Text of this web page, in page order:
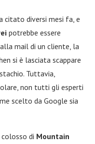
citato diversi mesi fa, e
potrebbe essere
alla mail di un cliente, la
si è lasciata scappare
Tuttavia,
non tutti gli esperti
scelto da Google sia
di Mountain